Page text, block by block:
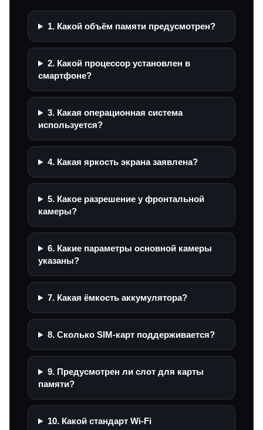
1. Какой объём памяти предусмотрен?
2. Какой процессор установлен в
смартфоне?
3. Какая операционная система
используется?
4. Какая яркость экрана заявлена?
5. Какое разрешение у фронтальной
камеры?
6. Какие параметры основной камеры
указаны?
7. Какая ёмкость аккумулятора?
8. Сколько SIM-карт поддерживается?
9. Предусмотрен ли слот для карты
памяти?
10. Какой стандарт Wi‑Fi